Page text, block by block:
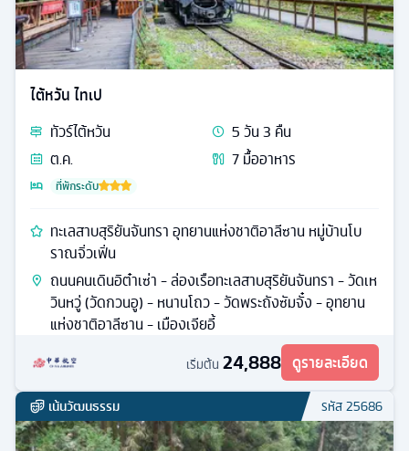
ไต้หวัน ไทเป
ทัวร์ไต้หวัน 5วัน3 คืน
ต.ค.
7มื้ออาหาร
ที่พักระดับ
ทะเลสาบสุริยันจันทรา อุทยานแห่งชาติอาลีซาน หมู่บ้านโบ
ราณจิ่วเฟิ่น
ถนนคนเดินอิต๋าเซ่า - ล่องเรือทะเลสาบสุริยันจันทรา - วัดเห
วินหวู่ (วัดกวนอู) - หนานโถว - วัดพระถังซัมจั๋ง - อุทยาน
แห่งชาติอาลีซาน - เมืองเจียอี้
เริ่มต้น 24,888 ดูรายละเอียด
เน้นวัฒนธรรม รหัส25686